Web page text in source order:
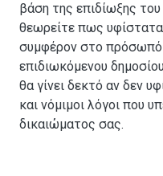
βάση της επιδίωξης
θεωρείτε πως
συμφέρον στο πρόσωπό
επιδιωκόμενου
θα γίνει δεκτό αν δεν
και νόμιμοι λόγοι που
δικαιώματος σας.